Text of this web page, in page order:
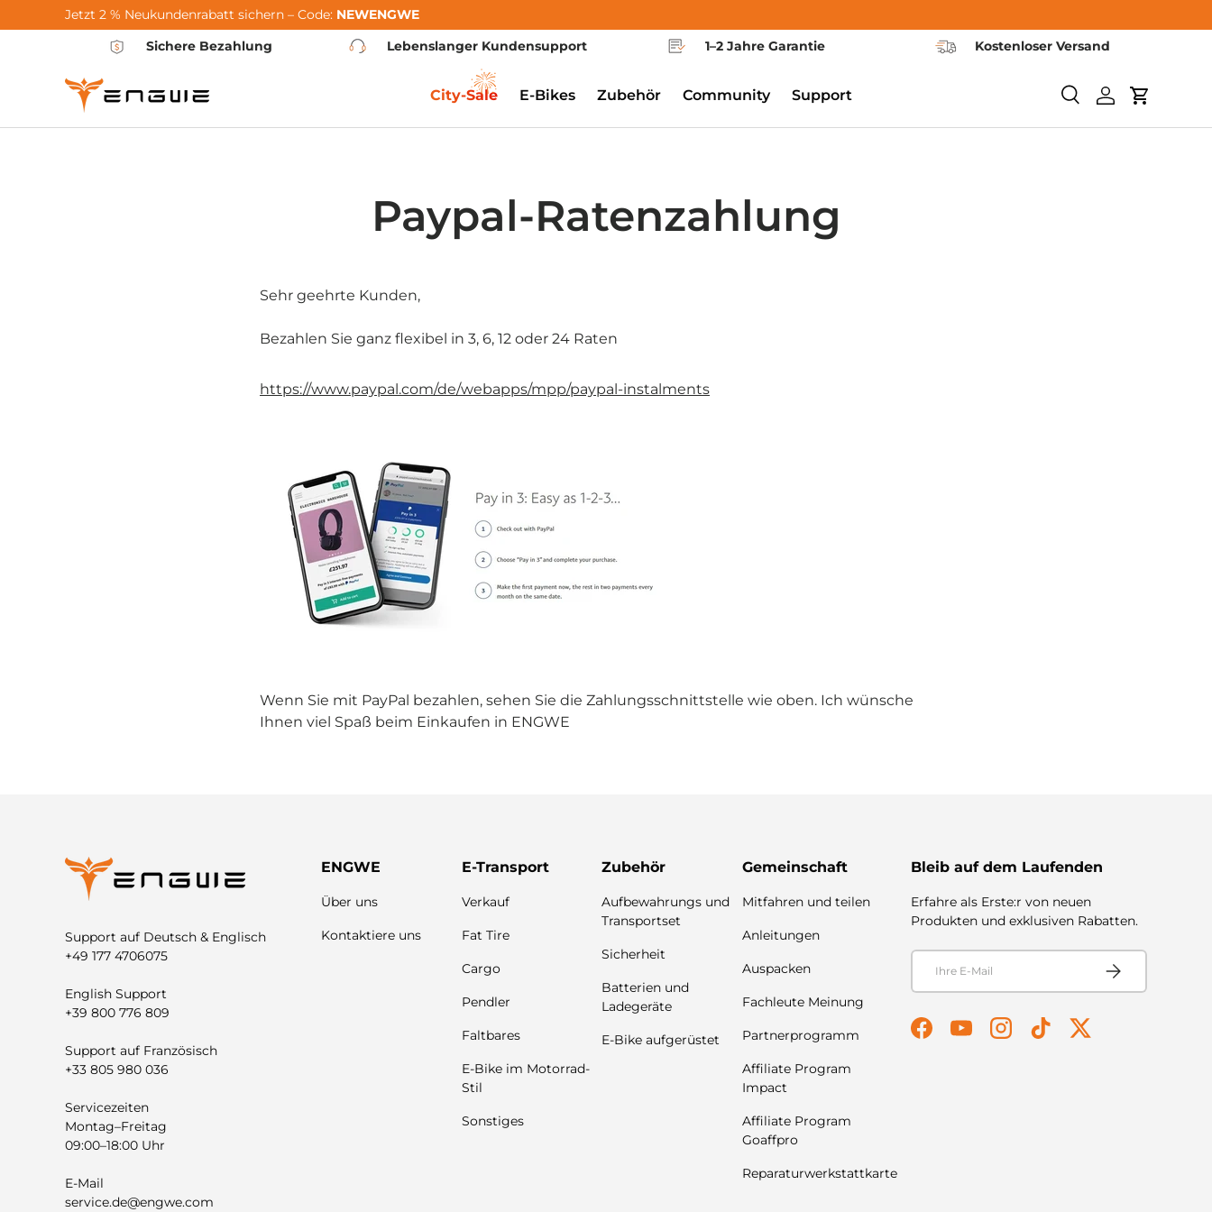
Zum Inhalt springen
Jetzt 2 % Neukundenrabatt sichern – Code: NEWENGWE
Sichere Bezahlung
Lebenslanger Kundensupport 1–2 Jahre Garantie Kostenloser Versand
SuchenEinloggen
City-Sale E-Bikes Zubehör Community Support
Paypal-Ratenzahlung
Sehr geehrte Kunden,
Bezahlen Sie ganz flexibel in 3, 6, 12 oder 24 Raten
https://www.paypal.com/de/webapps/mpp/paypal-instalments
Wenn Sie mit PayPal bezahlen, sehen Sie die Zahlungsschnittstelle wie oben. Ich wünsche
Ihnen viel Spaß beim Einkaufen in ENGWE
Support auf Deutsch & Englisch
+49 177 4706075
English Support
+39 800 776 809
Support auf Französisch
+33 805 980 036
Servicezeiten
Montag–Freitag
09:00–18:00 Uhr
E-Mail
service.de@engwe.com
ENGWE
Über uns
Kontaktiere uns
E-Transport
Verkauf
Fat Tire
Cargo
Pendler
Faltbares
E-Bike im Motorrad-
Stil
Sonstiges
Zubehör
Aufbewahrungs und
Transportset
Sicherheit
Batterien und
Ladegeräte
E-Bike aufgerüstet
Gemeinschaft
Mitfahren und teilen
Anleitungen
Auspacken
Fachleute Meinung
Partnerprogramm
Affiliate Program
Impact
Affiliate Program
Goaffpro
Reparaturwerkstattkarte
Bleib auf dem Laufenden
Erfahre als Erste:r von neuen
Produkten und exklusiven Rabatten.
E-Mail
Abonnieren
FacebookYouTubeInstagramTikTokTwitter